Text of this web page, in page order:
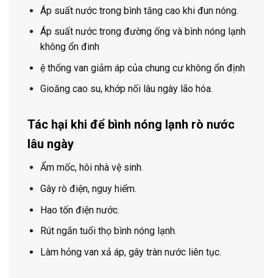
Áp suất nước trong bình tăng cao khi đun nóng.
Áp suất nước trong đường ống và bình nóng lạnh
không ổn đinh
ệ thống van giảm áp của chung cư không ổn định
Gioăng cao su, khớp nối lâu ngày lão hóa.
Tác hại khi để bình nóng lạnh rò nước
lâu ngày
Ẩm mốc, hôi nhà vệ sinh.
Gây rò điện, nguy hiểm.
Hao tốn điện nước.
Rút ngắn tuổi thọ bình nóng lạnh.
Làm hỏng van xả áp, gây tràn nước liên tục.